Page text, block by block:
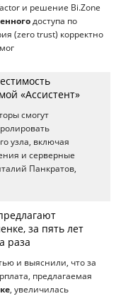
и решение Bi.Zone
доступа по
(zero trust) корректно
«Ассистент»
смогут
узла, включая
и серверные
Панкратов,
за пять лет
раза
и выяснили, что за
предлагаемая
, увеличилась